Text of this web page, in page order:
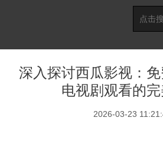
深入探讨西瓜影视：
电视剧观看的
2026-03-23